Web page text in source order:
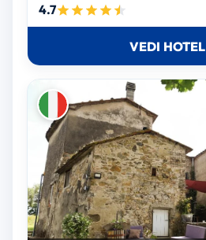
4.7
VEDI HOTEL